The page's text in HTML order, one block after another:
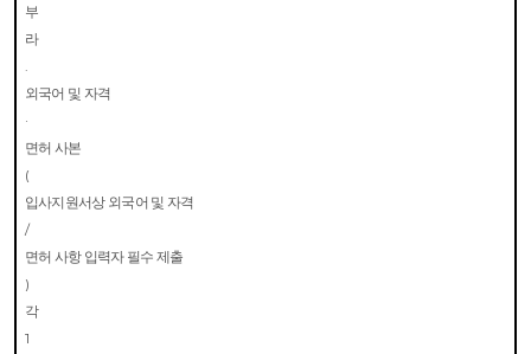
부
라
외국어 및 자격
·
면허 사본
(
입사지원서상 외국어 및 자격
/
면허 사항 입력자 필수 제출
)
각
1